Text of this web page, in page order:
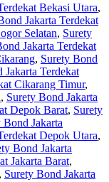
Bekasi Utara,
Jakarta Terdekat
Selatan, Surety
Jakarta Terdekat
, Surety Bond
Jakarta Terdekat
Cikarang Timur,
, Surety Bond Jakarta
Depok Barat, Surety
Bond Jakarta
Depok Utara,
Bond Jakarta
Jakarta Barat,
, Surety Bond Jakarta